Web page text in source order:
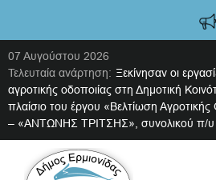
07 Αυγούστου 2026
Τελευταία ανάρτηση: Ξεκίνησαν οι
αγροτικής οδοποιίας στη Δημοτική
πλαίσιο του έργου «Βελτίωση
– «ΑΝΤΩΝΗΣ ΤΡΙΤΣΗΣ», συνολικού π/